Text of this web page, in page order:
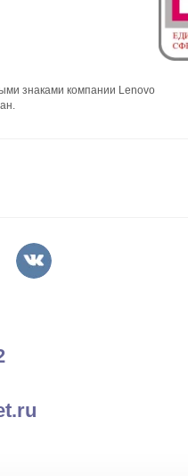
знаками компании Lenovo